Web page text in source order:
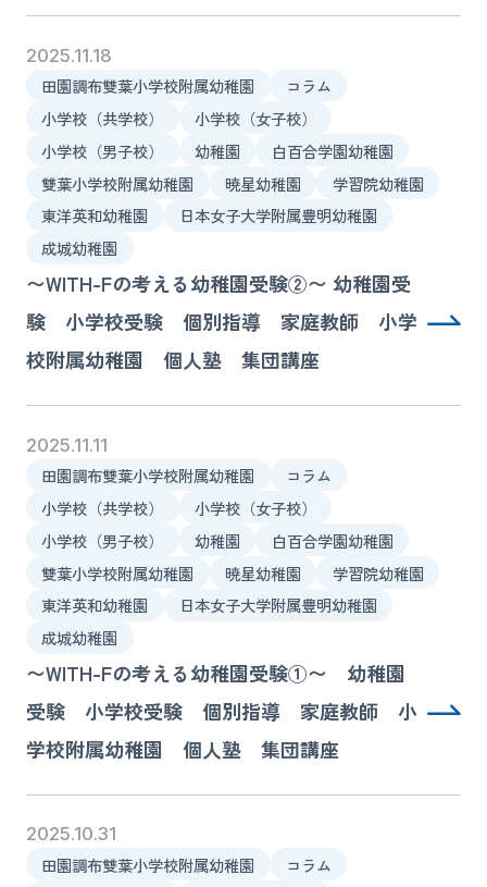
2025.11.18
田園調布雙葉小学校附属幼稚園
コラム
小学校（共学校）
小学校（女子校）
小学校（男子校）
幼稚園
白百合学園幼稚園
雙葉小学校附属幼稚園
暁星幼稚園
学習院幼稚園
東洋英和幼稚園
日本女子大学附属豊明幼稚園
成城幼稚園
〜WITH-Fの考える幼稚園受験②〜 幼稚園受
験 小学校受験 個別指導 家庭教師 小学
校附属幼稚園 個人塾 集団講座
2025.11.11
田園調布雙葉小学校附属幼稚園
コラム
小学校（共学校）
小学校（女子校）
小学校（男子校）
幼稚園
白百合学園幼稚園
雙葉小学校附属幼稚園
暁星幼稚園
学習院幼稚園
東洋英和幼稚園
日本女子大学附属豊明幼稚園
成城幼稚園
〜WITH-Fの考える幼稚園受験①〜 幼稚園
受験 小学校受験 個別指導 家庭教師 小
学校附属幼稚園 個人塾 集団講座
2025.10.31
田園調布雙葉小学校附属幼稚園
コラム